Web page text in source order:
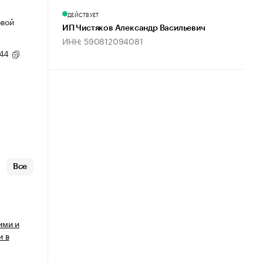
Все
и
в
ДЕЙСТВУЕТ
ИП Чистяков Александр Васильевич
ИНН: 590812094081